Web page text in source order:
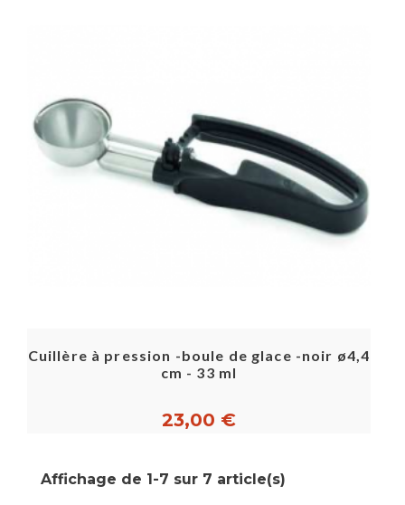
Cuillère à pression -boule de glace -noir ø4,4
cm - 33 ml
23,00 €
Affichage de 1-7 sur 7 article(s)